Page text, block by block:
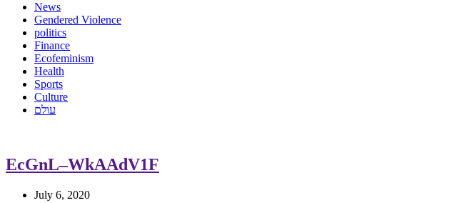
News
Gendered Violence
politics
Finance
Ecofeminism
Health
Sports
Culture
עולם
EcGnL–WkAAdV1F
July 6, 2020